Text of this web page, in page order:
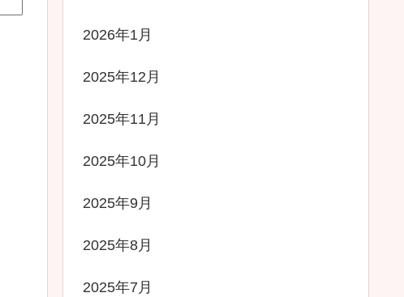
2026年1月
2025年12月
2025年11月
2025年10月
2025年9月
2025年8月
2025年7月